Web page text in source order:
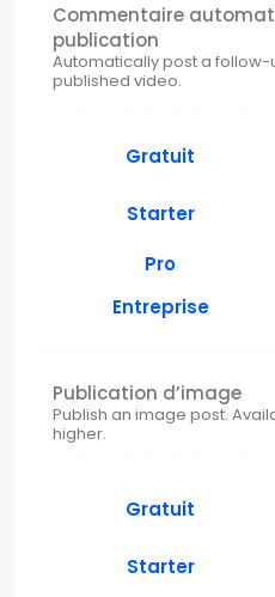
Commentaire
publication
Automatically post a
published video.
Gratuit
Starter
Pro
Entreprise
Publication d’image
Publish an image post.
higher.
Gratuit
Starter